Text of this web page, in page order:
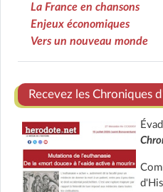
La France en chansons
Enjeux économiques
Vers un nouveau monde
Recevez les Chroniques